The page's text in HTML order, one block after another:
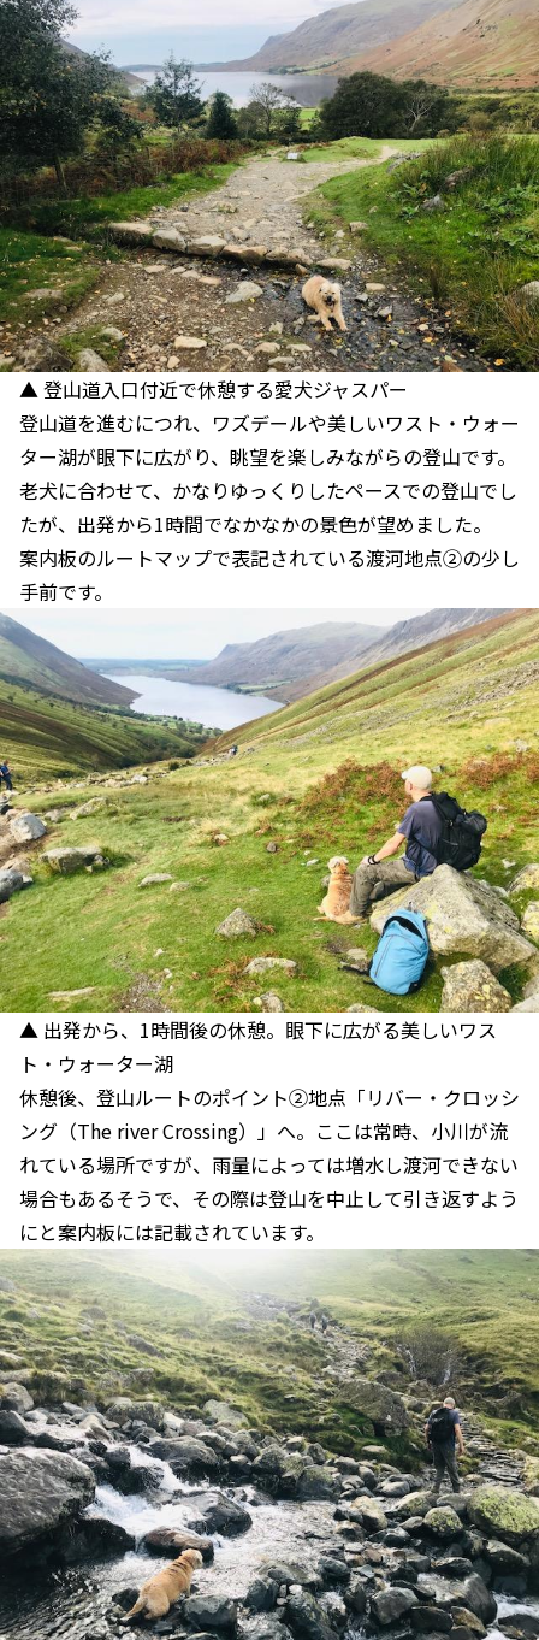
▲ 登山道入口付近で休憩する愛犬ジャスパー
登山道を進むにつれ、ワズデールや美しいワスト・ウォー
ター湖が眼下に広がり、眺望を楽しみながらの登山です。
老犬に合わせて、かなりゆっくりしたペースでの登山でし
たが、出発から1時間でなかなかの景色が望めました。
案内板のルートマップで表記されている渡河地点②の少し
手前です。
▲ 出発から、1時間後の休憩。眼下に広がる美しいワス
ト・ウォーター湖
休憩後、登山ルートのポイント②地点「リバー・クロッシ
ング（The river Crossing）」へ。ここは常時、小川が流
れている場所ですが、雨量によっては増水し渡河できない
場合もあるそうで、その際は登山を中止して引き返すよう
にと案内板には記載されています。